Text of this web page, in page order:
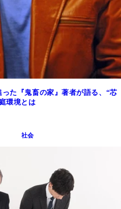
た『鬼畜の家』著者が語る、“芯
環境とは
社会